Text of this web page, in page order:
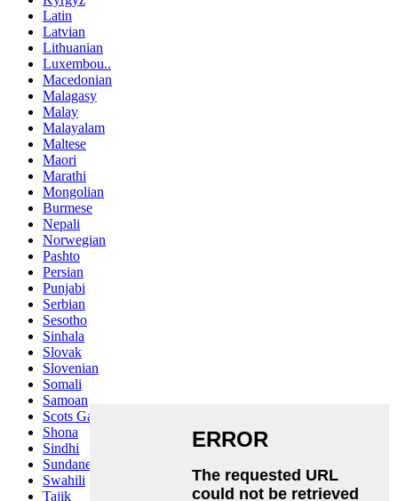
Latin
Latvian
Lithuanian
Luxembou..
Macedonian
Malagasy
Malay
Malayalam
Maltese
Maori
Marathi
Mongolian
Burmese
Nepali
Norwegian
Pashto
Persian
Punjabi
Serbian
Sesotho
Sinhala
Slovak
Slovenian
Somali
Samoan
Scots Gaelic
Shona
Sindhi
Sundanese
Swahili
Tajik